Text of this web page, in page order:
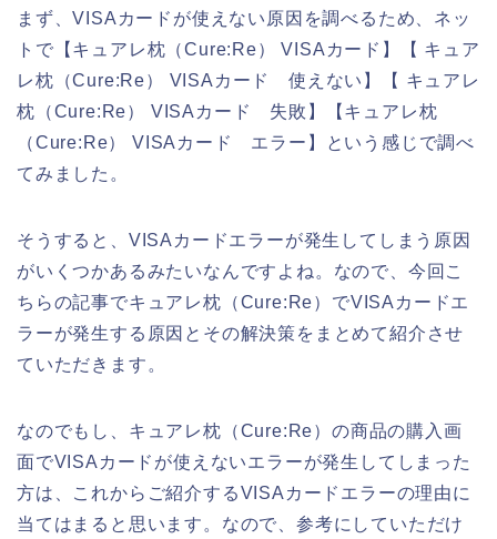
まず、VISAカードが使えない原因を調べるため、ネッ
トで【キュアレ枕（Cure:Re） VISAカード】【 キュア
レ枕（Cure:Re） VISAカード 使えない】【 キュアレ
枕（Cure:Re） VISAカード 失敗】【キュアレ枕
（Cure:Re） VISAカード エラー】という感じで調べ
てみました。
そうすると、VISAカードエラーが発生してしまう原因
がいくつかあるみたいなんですよね。なので、今回こ
ちらの記事でキュアレ枕（Cure:Re）でVISAカードエ
ラーが発生する原因とその解決策をまとめて紹介させ
ていただきます。
なのでもし、キュアレ枕（Cure:Re）の商品の購入画
面でVISAカードが使えないエラーが発生してしまった
方は、これからご紹介するVISAカードエラーの理由に
当てはまると思います。なので、参考にしていただけ